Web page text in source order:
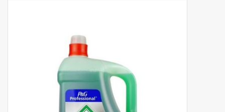
Biscuits apéritifs / Snacks salés